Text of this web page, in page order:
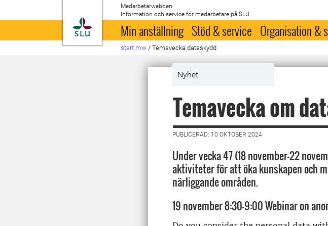
Till startsida
Medarbetarwebben
Information och service för medarbetare på SLU
Min anställning Stöd & service Organisation &
start mw / Temavecka dataskydd
Nyhet
Temavecka om
PUBLICERAD: 10 OKTOBER 2024
Under vecka 47 (18 november–22
aktiviteter för att öka kunskapen och
närliggande områden.
19 november 8:30–9:00 Webinar on